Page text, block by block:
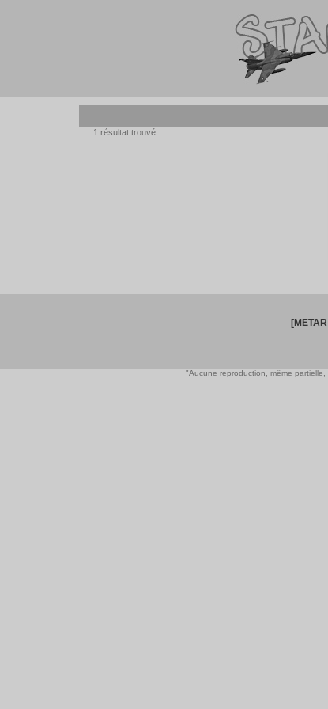
. . . 1 résultat trouvé . . .
"Aucune reproduction, même